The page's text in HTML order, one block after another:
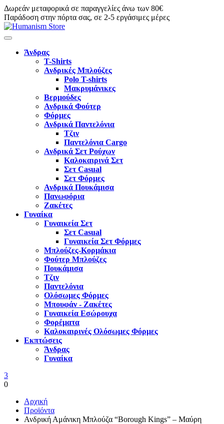
Δωρεάν μεταφορικά σε παραγγελίες άνω των 80€
Παράδοση στην πόρτα σας, σε 2-5 εργάσιμες μέρες
Άνδρας
T-Shirts
Ανδρικές Μπλούζες
Polo T-shirts
Μακρυμάνικες
Βερμούδες
Ανδρικά Φούτερ
Φόρμες
Ανδρικά Παντελόνια
Τζιν
Παντελόνια Cargo
Ανδρικά Σετ Ρούχων
Καλοκαιρινά Σετ
Σετ Casual
Σετ Φόρμες
Ανδρικά Πουκάμισα
Πανωφόρια
Ζακέτες
Γυναίκα
Γυναικεία Σετ
Σετ Casual
Γυναικεία Σετ Φόρμες
Μπλούζες-Κορμάκια
Φούτερ Μπλούζες
Πουκάμισα
Τζιν
Παντελόνια
Ολόσωμες Φόρμες
Μπουφάν - Ζακέτες
Γυναικεία Εσώρουχα
Φορέματα
Καλοκαιρινές Ολόσωμες Φόρμες
Εκπτώσεις
Άνδρας
Γυναίκα
3
0
Αρχική
Προϊόντα
Ανδρική Αμάνικη Μπλούζα “Borough Kings” – Μαύρη